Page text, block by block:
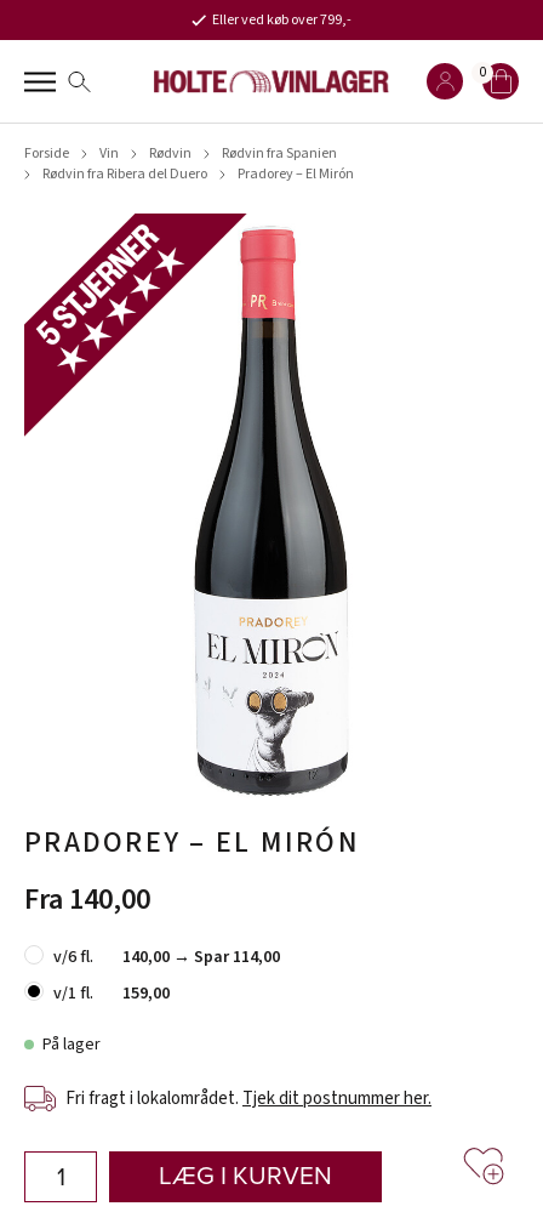
Eller ved køb over 799,-
0
Forside Vin Rødvin
Rødvin fra Spanien
Rødvin fra Ribera del Duero
Pradorey – El Mirón
PRADOREY – EL MIRÓN
Fra 140,00
v/6 fl. 140,00 → Spar 114,00
v/1 fl.
159,00
På lager
Fri fragt i lokalområdet. Tjek dit postnummer her.
LÆG I KURVEN